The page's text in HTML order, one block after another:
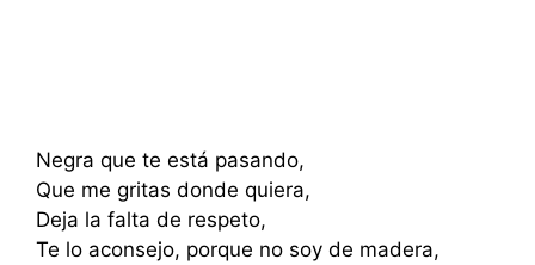
Negra que te está pasando,
Que me gritas donde quiera,
Deja la falta de respeto,
Te lo aconsejo, porque no soy de madera,